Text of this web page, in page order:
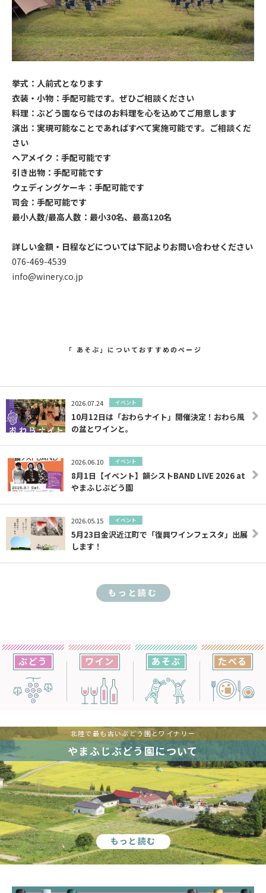
挙式：人前式となります
衣装・小物：手配可能です。ぜひご相談ください
料理：ぶどう園ならではのお料理を心を込めてご用意します
演出：実現可能なことであればすべて実施可能です。ご相談くだ
さい
ヘアメイク：手配可能です
引き出物：手配可能です
ウェディングケーキ：手配可能です
司会：手配可能です
最小人数/最高人数：最小30名、最高120名
詳しい金額・日程などについては下記よりお問い合わせください
076-469-4539
info@winery.co.jp
「 あそぶ」についておすすめのページ
2026.07.24 イベント
10月12日は「おわらナイト」開催決定！おわら風
の盆とワインと。
2026.06.10 イベント
8月1日【イベント】韻シストBAND LIVE 2026 at
やまふじぶどう園
2026.05.15 イベント
5月23日金沢近江町で「復興ワインフェスタ」出展
します！
もっと読む
ぶどう ワイン あそぶ たべる
北陸で最も古いぶどう園とワイナリー
やまふじぶどう園について
もっと読む